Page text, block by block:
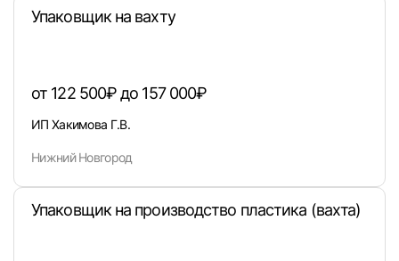
Упаковщик на вахту
от 122 500₽ до 157 000₽
ИП Хакимова Г.В.
Нижний Новгород
Упаковщик на производство пластика (вахта)